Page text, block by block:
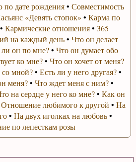
по дате рождения• Совместимость
«Девять стопок» • Карма по
•Кармические отношения•365
на каждый день• Что он делает
он по мне?•Что он думает обо
ко мне?• Что он хочет от меня?
мной?•Есть ли у него другая?•
меня?•Что ждет меня с ним?•
на сердце у него ко мне?• Как он
Отношение любимого к другой • На
•На двух иголках на любовь•
по лепесткам розы